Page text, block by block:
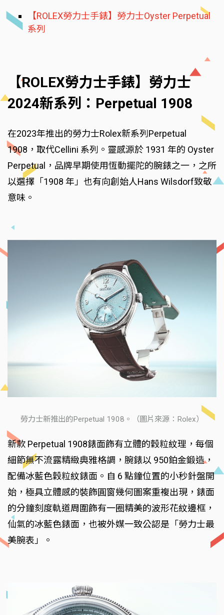
【ROLEX勞力士手錶】勞力士Oyster Perpetual
系列
【ROLEX勞力士手錶】勞力士
2024新系列：Perpetual 1908
在2023年推出的勞力士Rolex新系列Perpetual
1908，取代Cellini 系列。靈感源於 1931 年的 Oyster
Perpetual，品牌早期使用恆動擺陀的腕錶之一，之所
以選擇「1908 年」也有向創始人Hans Wilsdorf致敬
意味。
勞力士新推出的Perpetual 1908。（圖片來源：Rolex）
新款 Perpetual 1908錶面飾有立體的穀粒紋理，每個
細節無不流露精緻典雅格調，腕錶以 950鉑金鍛造，
配備冰藍色穀粒紋錶面。自 6 點鐘位置的小秒針盤開
始，極具立體感的裝飾圓窗幾何圖案重複出現，錶面
的分鐘刻度軌道周圍飾有一圈精美的波形花紋邊框，
仙氣的冰藍色錶面，也被外媒一致公認是「勞力士最
美腕表」。